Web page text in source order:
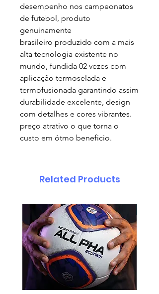
desempenho nos campeonatos
de futebol, produto
genuinamente
brasileiro produzido com a mais
alta tecnologia existente no
mundo, fundida 02 vezes com
aplicação termoselada e
termofusionada garantindo assim
durabilidade excelente, design
com detalhes e cores vibrantes.
preço atrativo o que torna o
custo em ótmo beneficio.
Related Products